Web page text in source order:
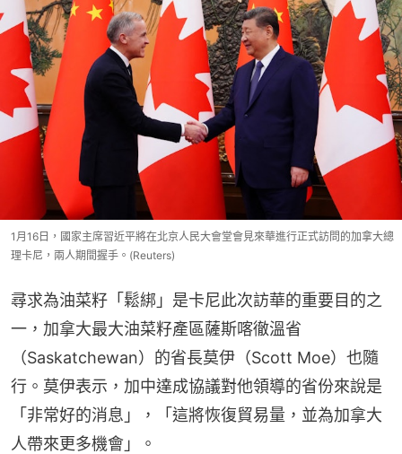
1月16日，國家主席習近平將在北京人民大會堂會見來華進行正式訪問的加拿大總
理卡尼，兩人期間握手。(Reuters)
尋求為油菜籽「鬆綁」是卡尼此次訪華的重要目的之
一，加拿大最大油菜籽產區薩斯喀徹溫省
（Saskatchewan）的省長莫伊（Scott Moe）也隨
行。莫伊表示，加中達成協議對他領導的省份來說是
「非常好的消息」，「這將恢復貿易量，並為加拿大
人帶來更多機會」。